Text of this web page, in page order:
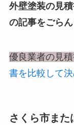
外壁塗装の見
の記事をごらん
優良業者の見積
書を比較して
さくら市また